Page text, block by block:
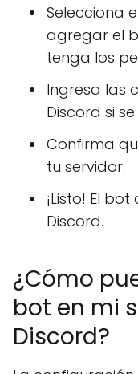
Selecciona
agregar el
tenga los
Ingresa las
Discord si
Confirma
tu servidor.
¡Listo! El
Discord.
¿Cómo
bot en mi
Discord?